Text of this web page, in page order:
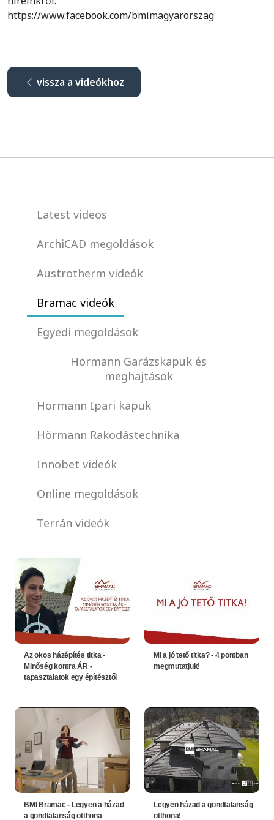
https://www.facebook.com/bmimagyarorszag
vissza a videókhoz
Latest videos
ArchiCAD megoldások
Austrotherm videók
Bramac videók
Egyedi megoldások
Hörmann Garázskapuk és
meghajtások
Hörmann Ipari kapuk
Hörmann Rakodástechnika
Innobet videók
Online megoldások
Terrán videók
Az okos házépítés titka -
Minőség kontra ÁR -
tapasztalatok egy építésztől
Mi a jó tető titka? - 4 pontban
megmutatjuk!
BMI Bramac - Legyen a házad
a gondtalanság otthona
Legyen házad a gondtalanság
otthona!